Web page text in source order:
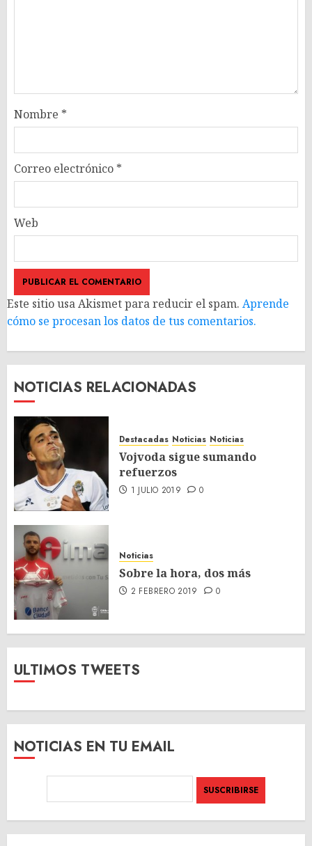
Nombre *
Correo electrónico *
Web
Este sitio usa Akismet para reducir el spam. Aprende
cómo se procesan los datos de tus comentarios.
NOTICIAS RELACIONADAS
Destacadas Noticias Noticias
Vojvoda sigue sumando
refuerzos
1 JULIO 2019 0
Noticias
Sobre la hora, dos más
2 FEBRERO 2019 0
ULTIMOS TWEETS
NOTICIAS EN TU EMAIL